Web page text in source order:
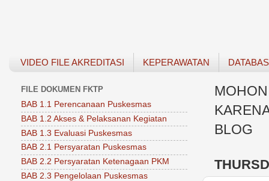
VIDEO FILE AKREDITASI KEPERAWATAN
BLOG
FILE DOKUMEN FKTP
BAB 1.1 Perencanaan Puskesmas
BAB 1.2 Akses & Pelaksanan Kegiatan
BAB 1.3 Evaluasi Puskesmas
BAB 2.1 Persyaratan Puskesmas
BAB 2.2 Persyaratan Ketenagaan PKM
BAB 2.3 Pengelolaan Puskesmas